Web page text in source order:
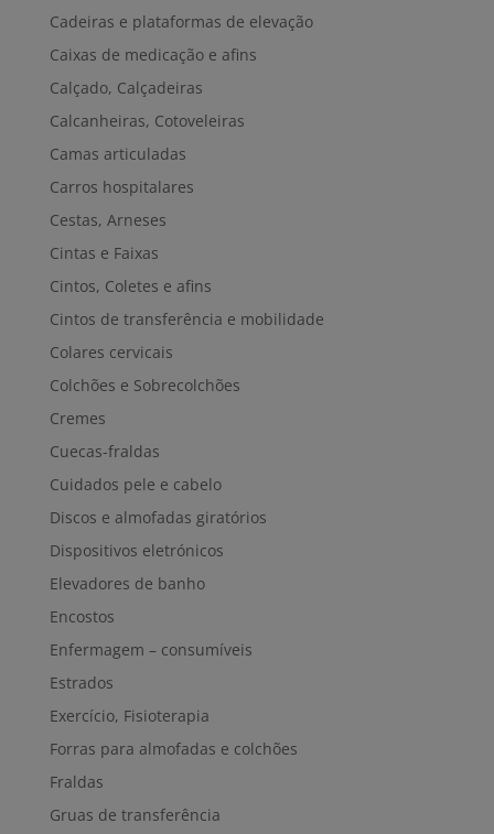
Cadeiras e plataformas de elevação
Caixas de medicação e afins
Calçado, Calçadeiras
Calcanheiras, Cotoveleiras
Camas articuladas
Carros hospitalares
Cestas, Arneses
Cintas e Faixas
Cintos, Coletes e afins
Cintos de transferência e mobilidade
Colares cervicais
Colchões e Sobrecolchões
Cremes
Cuecas-fraldas
Cuidados pele e cabelo
Discos e almofadas giratórios
Dispositivos eletrónicos
Elevadores de banho
Encostos
Enfermagem – consumíveis
Estrados
Exercício, Fisioterapia
Forras para almofadas e colchões
Fraldas
Gruas de transferência